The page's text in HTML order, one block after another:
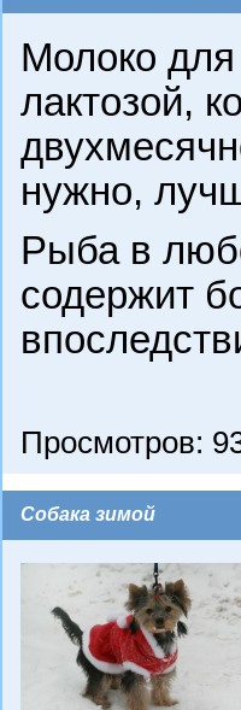
Молоко
лактозой,
двух
нужно,
Рыба в
содержит
Просмотров:
Собака зимой